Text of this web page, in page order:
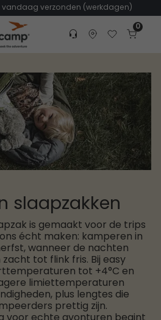
vandaag verzonden (werkdagen)
Customer service
Find dealer
Favorites
Cart
0
slaapzakken
is gemaakt voor de trips
écht maken: kamperen in
wanneer de nachten
tot flink fris. Bij easy
tot +4°C en
limiettemperaturen
plus lengtes die
prettig zijn.